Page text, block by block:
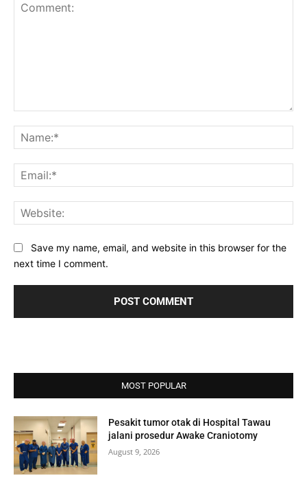
Save my name, email, and website in this browser for the
next time I comment.
MOST POPULAR
Pesakit tumor otak di Hospital Tawau
jalani prosedur Awake Craniotomy
August 9, 2026